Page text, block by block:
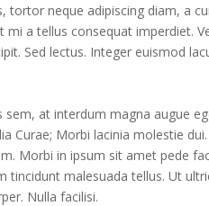
neque adipiscing diam, a
a tellus consequat imperdiet.
Sed lectus. Integer euismod
at interdum magna augue
Curae; Morbi lacinia molestie
Morbi in ipsum sit amet pede
tincidunt malesuada tellus. Ut
Nulla facilisi.